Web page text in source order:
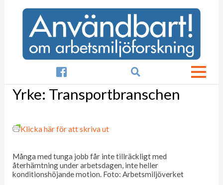

Yrke: Transportbranschen
Klicka här för att skriva ut
Många med tunga jobb får inte tillräckligt med
återhämtning under arbetsdagen, inte heller
konditionshöjande motion. Foto: Arbetsmiljöverket